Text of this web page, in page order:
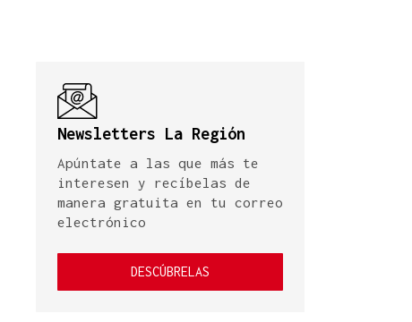
Newsletters La Región
Apúntate a las que más te
interesen y recíbelas de
manera gratuita en tu correo
electrónico
DESCÚBRELAS